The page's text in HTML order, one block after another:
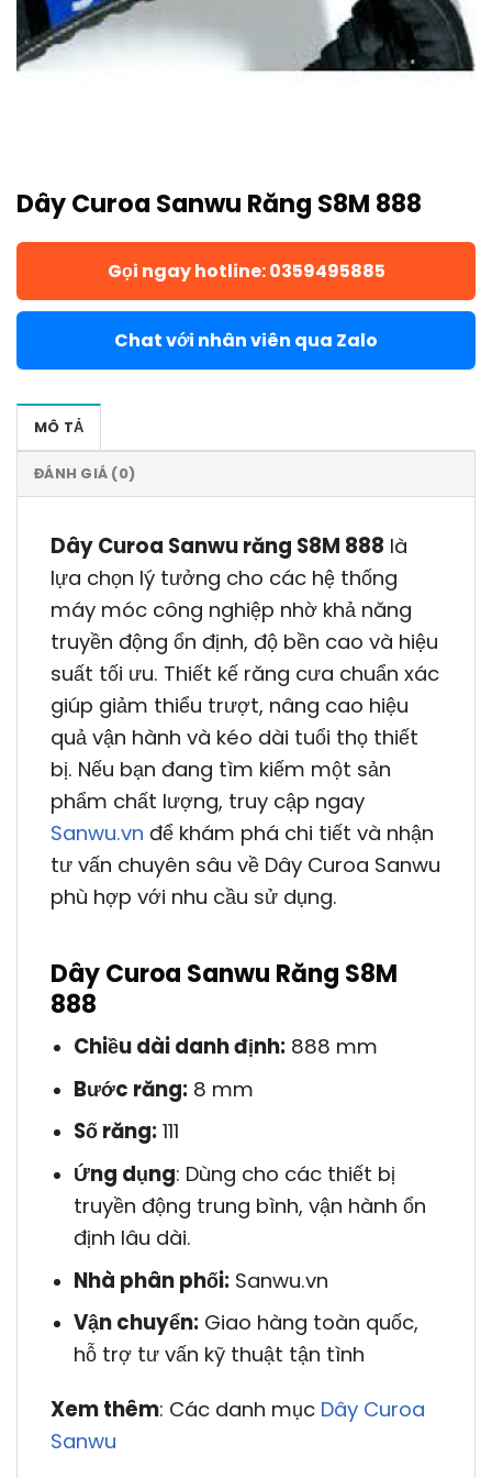
Dây Curoa Sanwu Răng S8M 888
Gọi ngay hotline: 0359495885
Chat với nhân viên qua Zalo
MÔ TẢ
ĐÁNH GIÁ (0)
Dây Curoa Sanwu răng S8M 888 là
lựa chọn lý tưởng cho các hệ thống
máy móc công nghiệp nhờ khả năng
truyền động ổn định, độ bền cao và hiệu
suất tối ưu. Thiết kế răng cưa chuẩn xác
giúp giảm thiểu trượt, nâng cao hiệu
quả vận hành và kéo dài tuổi thọ thiết
bị. Nếu bạn đang tìm kiếm một sản
phẩm chất lượng, truy cập ngay
Sanwu.vn để khám phá chi tiết và nhận
tư vấn chuyên sâu về Dây Curoa Sanwu
phù hợp với nhu cầu sử dụng.
Dây Curoa Sanwu Răng S8M
888
Chiều dài danh định:888 mm
Bước răng:8 mm
Số răng:111
Ứng dụng: Dùng cho các thiết bị
truyền động trung bình, vận hành ổn
định lâu dài.
Nhà phân phối:Sanwu.vn
Vận chuyển:Giao hàng toàn quốc,
hỗ trợ tư vấn kỹ thuật tận tình
Xem thêm: Các danh mục Dây Curoa
Sanwu